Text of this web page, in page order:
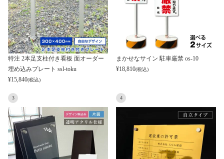
特注 2本足支柱付き看板 面オーダー
埋め込みプレート ssl-toku
¥15,840(税込)
まかせなサイン 駐車厳禁 os-10
¥18,810(税込)
3 4